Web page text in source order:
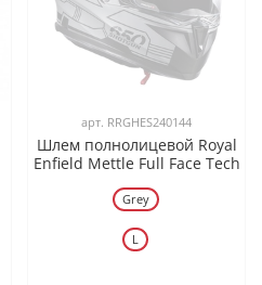
арт. RRGHES240144
Шлем полнолицевой Royal
Enfield Mettle Full Face Tech
Grey
L